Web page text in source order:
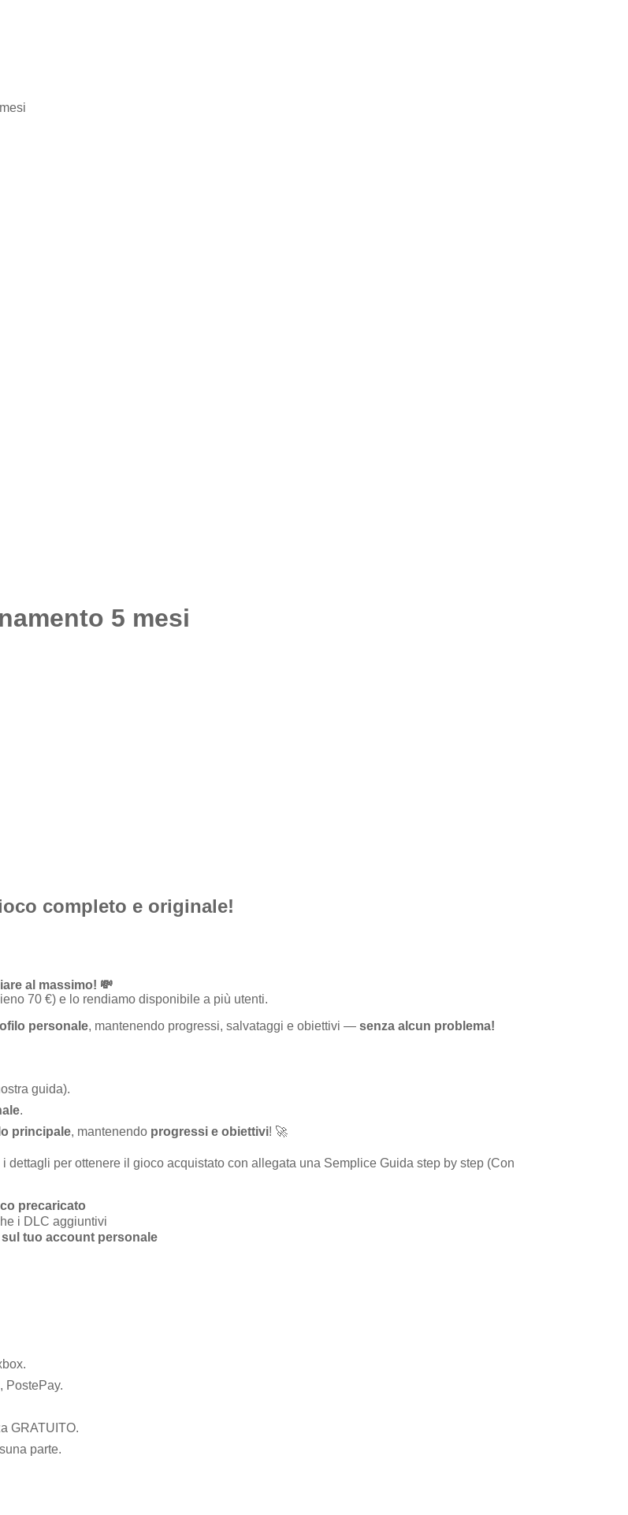
5 mesi
completo e originale!
al massimo! 💸
70 €) e lo rendiamo disponibile a più utenti.
personale, mantenendo progressi, salvataggi e obiettivi — senza alcun problema!
guida).
.
principale, mantenendo progressi e obiettivi! 🚀
dettagli per ottenere il gioco acquistato con allegata una Semplice Guida step by step (Con
precaricato
i DLC aggiuntivi
tuo account personale
PostePay.
GRATUITO.
parte.